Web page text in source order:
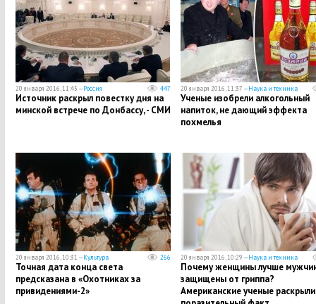
20 января 2016, 11:45 —Россия 447
Источник раскрыл повестку дня на
минской встрече по Донбассу, - СМИ
20 января 2016, 11:37 —Наука и техника
Ученые изобрели алкогольный
напиток, не дающий эффекта
похмелья
20 января 2016, 10:31 —Культура 266
Точная дата конца света
предсказана в «Охотниках за
привидениями-2»
20 января 2016, 10:29 —Наука и техника
Почему женщины лучше
защищены от гриппа?
Американские ученые раскрыли